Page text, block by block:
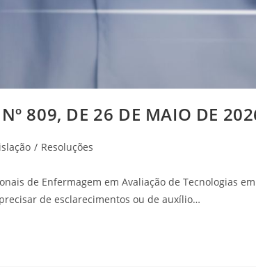
809, DE 26 DE MAIO DE
/ Resoluções
de Enfermagem em Avaliação de Tecnologias
de esclarecimentos ou de auxílio…